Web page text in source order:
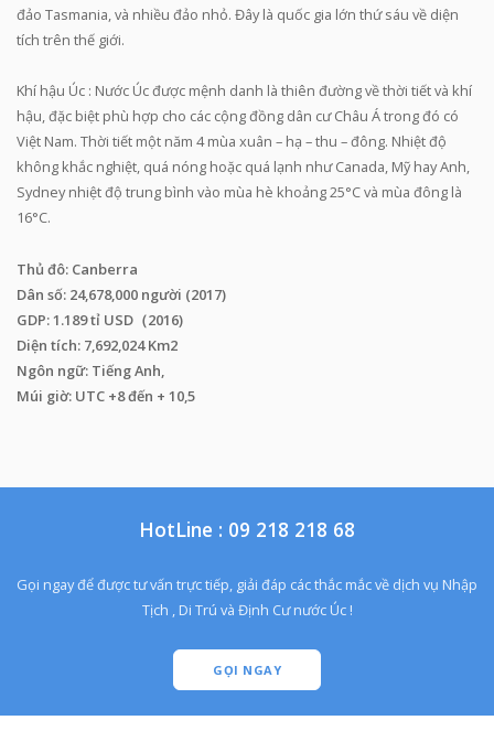
đảo Tasmania, và nhiều đảo nhỏ. Đây là quốc gia lớn thứ sáu về diện
tích trên thế giới.
Khí hậu Úc : Nước Úc được mệnh danh là thiên đường về thời tiết và khí
hậu, đặc biệt phù hợp cho các cộng đồng dân cư Châu Á trong đó có
Việt Nam. Thời tiết một năm 4 mùa xuân – hạ – thu – đông. Nhiệt độ
không khắc nghiệt, quá nóng hoặc quá lạnh như Canada, Mỹ hay Anh,
Sydney nhiệt độ trung bình vào mùa hè khoảng 25°C và mùa đông là
16°C.
Thủ đô: Canberra
Dân số: 24,678,000 người (2017)
GDP: 1.189 tỉ USD（2016)
Diện tích: 7,692,024 Km2
Ngôn ngữ: Tiếng Anh,
Múi giờ: UTC +8 đến + 10,5
HotLine : 09 218 218 68
Gọi ngay để được tư vấn trực tiếp, giải đáp các thắc mắc về dịch vụ Nhập
Tịch , Di Trú và Định Cư nước Úc !
GỌI NGAY